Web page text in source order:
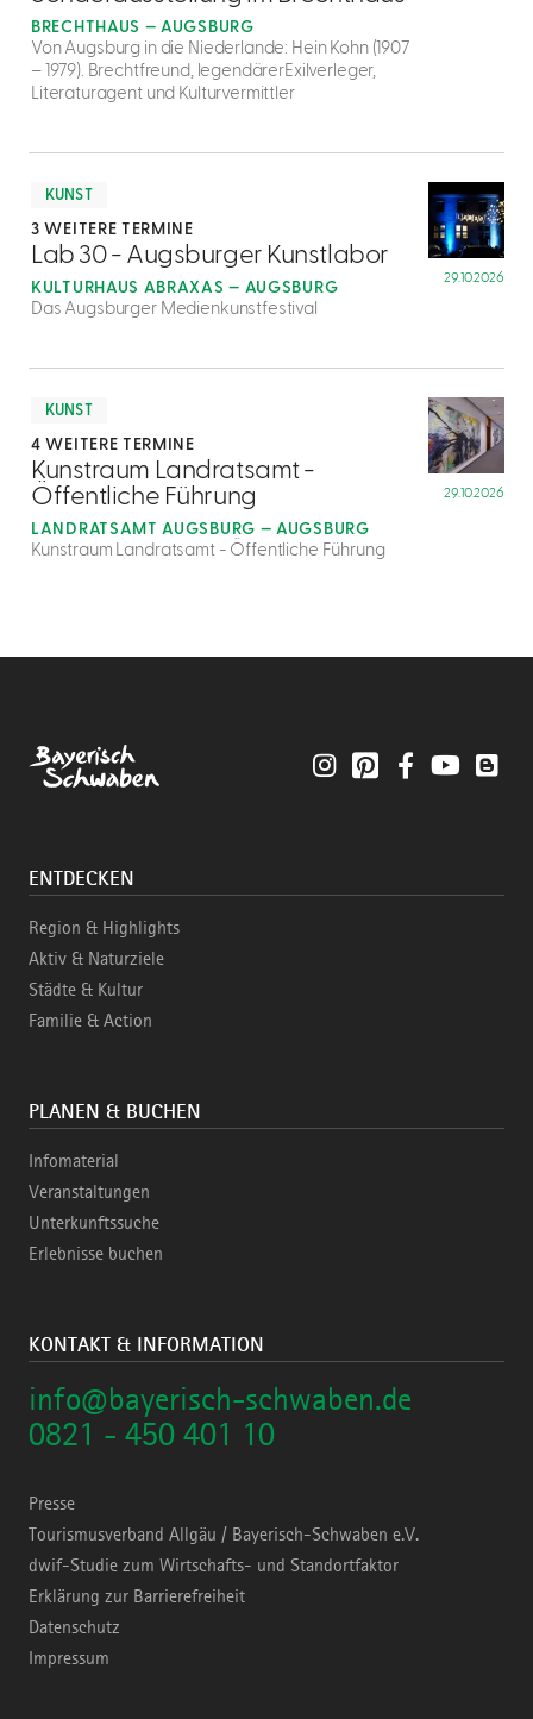
BRECHTHAUS — AUGSBURG
Von Augsburg in die Niederlande: Hein Kohn (1907
– 1979). Brechtfreund, legendärerExilverleger,
Literaturagent und Kulturvermittler
KUNST
3 WEITERE TERMINE
2
Lab 30 - Augsburger Kunstlabor
KULTURHAUS ABRAXAS — AUGSBURG
29.10.2026
Das Augsburger Medienkunstfestival
KUNST
4 WEITERE TERMINE
3
Kunstraum Landratsamt -
Öffentliche Führung
LANDRATSAMT AUGSBURG — AUGSBURG
29.10.2026
Kunstraum Landratsamt - Öffentliche Führung
InstagramPinterestFacebookYouTube
ENTDECKEN
Region & Highlights
Aktiv & Naturziele
Städte & Kultur
Familie & Action
PLANEN & BUCHEN
Infomaterial
Veranstaltungen
Unterkunftssuche
Erlebnisse buchen
KONTAKT & INFORMATION
info@bayerisch-schwaben.de
0821 - 450 401 10
Presse
Tourismusverband Allgäu / Bayerisch-Schwaben e.V.
dwif-Studie zum Wirtschafts- und Standortfaktor
Erklärung zur Barrierefreiheit
Datenschutz
Impressum